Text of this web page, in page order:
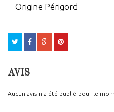
Origine Périgord
AVIS
Aucun avis n'a été publié pour le